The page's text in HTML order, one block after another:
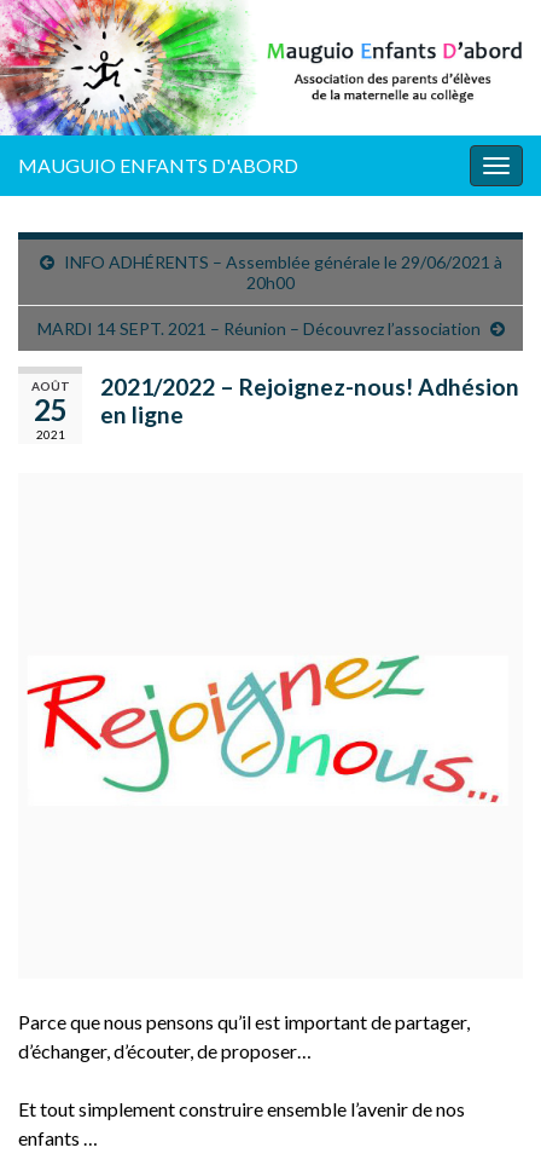
MAUGUIO ENFANTS D'ABORD
INFO ADHÉRENTS – Assemblée générale le 29/06/2021 à
20h00
MARDI 14 SEPT. 2021 – Réunion – Découvrez l’association
AOÛT
25
2021
2021/2022 – Rejoignez-nous! Adhésion
en ligne
Parce que nous pensons qu’il est important de partager,
d’échanger, d’écouter, de proposer…
Et tout simplement construire ensemble l’avenir de nos
enfants …